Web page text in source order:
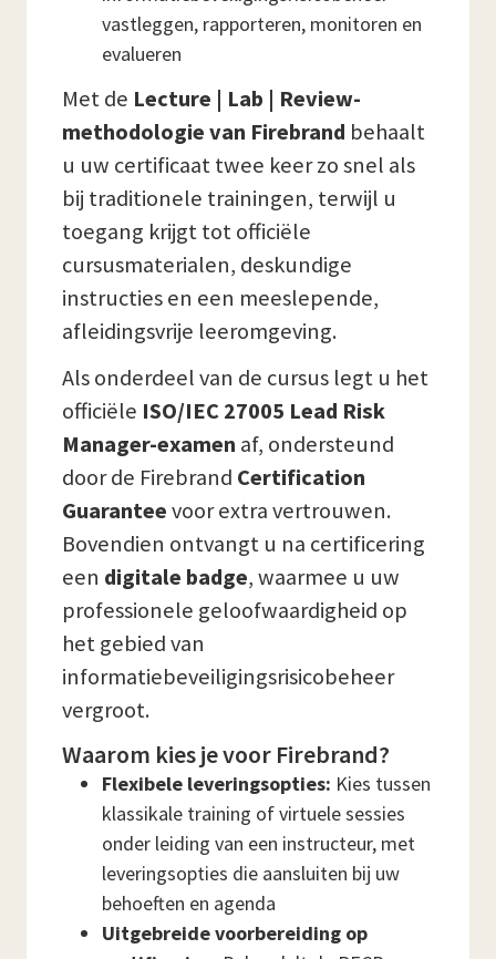
vastleggen, rapporteren, monitoren en
evalueren
Met de Lecture | Lab | Review-
methodologie van Firebrand behaalt
u uw certificaat twee keer zo snel als
bij traditionele trainingen, terwijl u
toegang krijgt tot officiële
cursusmaterialen, deskundige
instructies en een meeslepende,
afleidingsvrije leeromgeving.
Als onderdeel van de cursus legt u het
officiële ISO/IEC 27005 Lead Risk
Manager-examen af, ondersteund
door de Firebrand Certification
Guaranteevoor extra vertrouwen.
Bovendien ontvangt u na certificering
een digitale badge, waarmee u uw
professionele geloofwaardigheid op
het gebied van
informatiebeveiligingsrisicobeheer
vergroot.
Waarom kies je voor Firebrand?
Flexibele leveringsopties: Kies tussen
klassikale training of virtuele sessies
onder leiding van een instructeur, met
leveringsopties die aansluiten bij uw
behoeften en agenda
Uitgebreide voorbereiding op